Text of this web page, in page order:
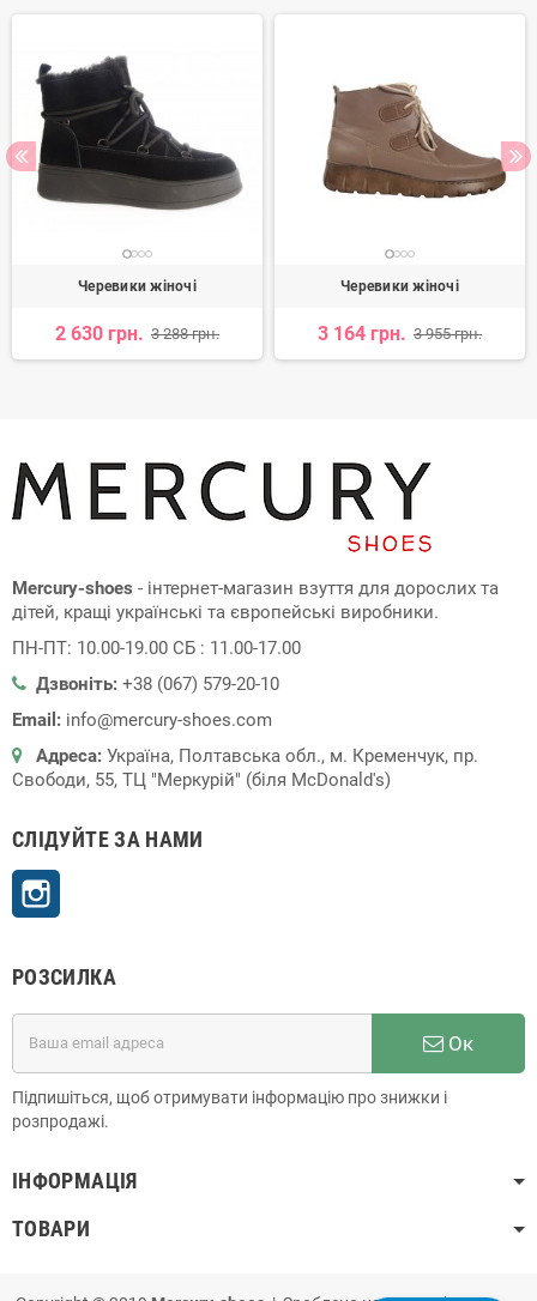
Черевики жіночі
2 630 грн. 3 288 грн.
Черевики жіночі
3 164 грн. 3 955 грн.
Mercury-shoes - інтернет-магазин взуття для дорослих та
дітей, кращі українські та європейські виробники.
ПН-ПТ: 10.00-19.00 СБ : 11.00-17.00
Дзвоніть: +38 (067) 579-20-10
Email: info@mercury-shoes.com
Адреса: Україна, Полтавська обл., м. Кременчук, пр.
Свободи, 55, ТЦ "Меркурій" (біля McDonald's)
СЛІДУЙТЕ ЗА НАМИ
РОЗСИЛКА
Ок
Підпишіться, щоб отримувати інформацію про знижки і
розпродажі.
ІНФОРМАЦІЯ
ТОВАРИ